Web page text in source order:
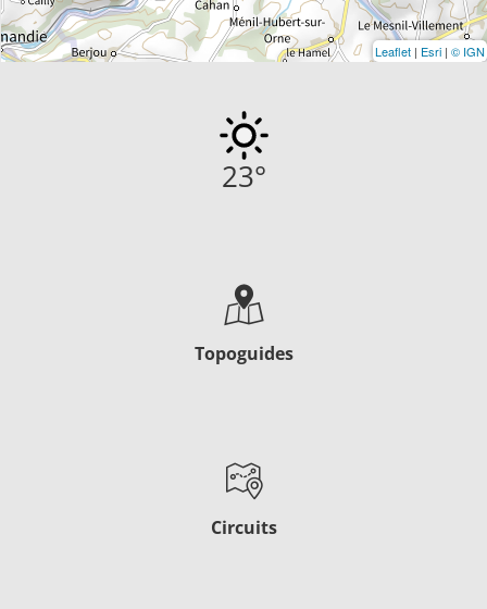
Leaflet | Esri | © IGN
23°
Topoguides
Circuits